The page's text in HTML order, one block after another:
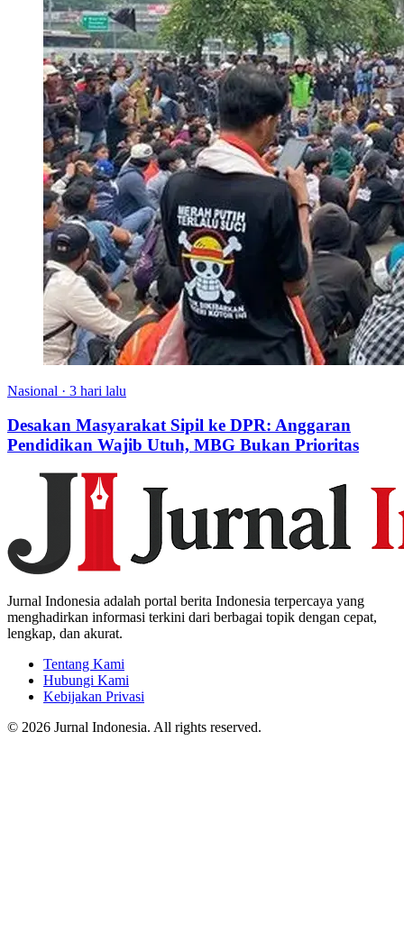
Nasional · 3 hari lalu
Desakan Masyarakat Sipil ke DPR: Anggaran
Pendidikan Wajib Utuh, MBG Bukan Prioritas
Jurnal Indonesia adalah portal berita Indonesia terpercaya yang
menghadirkan informasi terkini dari berbagai topik dengan cepat,
lengkap, dan akurat.
Tentang Kami
Hubungi Kami
Kebijakan Privasi
© 2026 Jurnal Indonesia. All rights reserved.